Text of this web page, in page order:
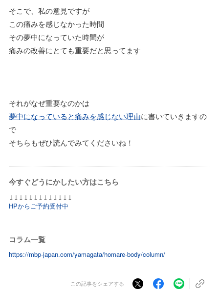
そこで、私の意見ですが
この痛みを感じなかった時間
その夢中になっていた時間が
痛みの改善にとても重要だと思ってます
それがなぜ重要なのかは
夢中になっていると痛みを感じない理由に書いていきますの
で
そちらもぜひ読んでみてくださいね！
今すぐどうにかしたい方はこちら
↓↓↓↓↓↓↓↓↓↓↓↓↓
HPからご予約受付中
コラム一覧
https://mbp-japan.com/yamagata/homare-body/column/
この記事をシェアする